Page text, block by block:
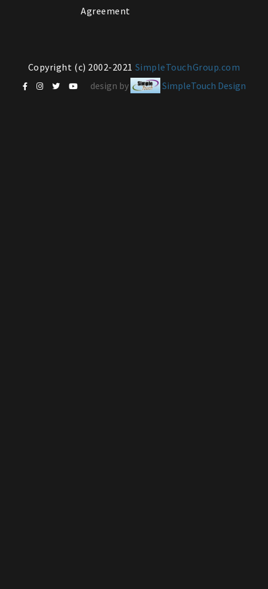
Agreement
Copyright (c) 2002-2021 SimpleTouchGroup.com
design by
SimpleTouch Design